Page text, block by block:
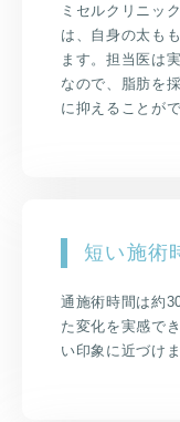
ミセルクリニッ
は、自身の太も
ます。担当医は
なので、脂肪を
に抑えることがで
短い施術
通施術時間は約
た変化を実感で
い印象に近づけま